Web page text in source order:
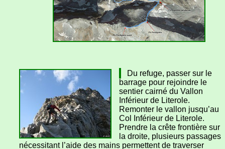
Du refuge, passer sur le
barrage pour rejoindre le
sentier cairné du Vallon
Inférieur de Literole.
Remonter le vallon jusqu’au
Col Inférieur de Literole.
Prendre la crête frontière sur
la droite, plusieurs passages
nécessitant l’aide des mains permettent de traverser